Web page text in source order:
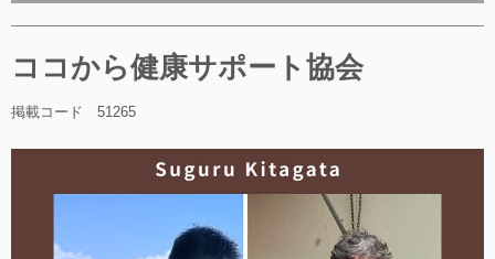
ココから健康サポート協会
掲載コード 51265